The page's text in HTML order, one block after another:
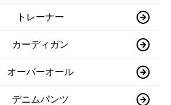
トレーナー
カーディガン
オーバーオール
デニムパンツ